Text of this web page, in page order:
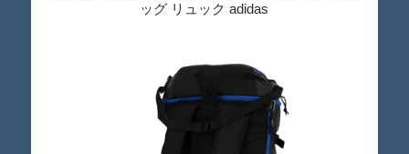
ッグ リュック adidas